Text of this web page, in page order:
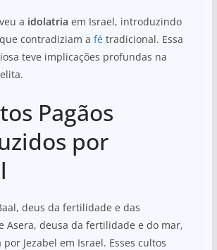
a idolatria em Israel, introduzindo
contradiziam a fétradicional. Essa
teve implicações profundas na
Pagãos
por
deus da fertilidade e das
Asera, deusa da fertilidade e do mar,
Jezabel em Israel. Esses cultos